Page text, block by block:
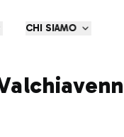
CHI SIAMO